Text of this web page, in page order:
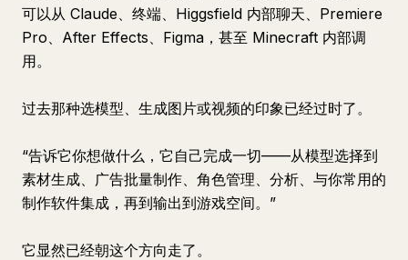
可以从 Claude、终端、Higgsfield 内部聊天、Premiere
Pro、After Effects、Figma，甚至 Minecraft 内部调
用。
过去那种选模型、生成图片或视频的印象已经过时了。
“告诉它你想做什么，它自己完成一切——从模型选择到
素材生成、广告批量制作、角色管理、分析、与你常用的
制作软件集成，再到输出到游戏空间。”
它显然已经朝这个方向走了。